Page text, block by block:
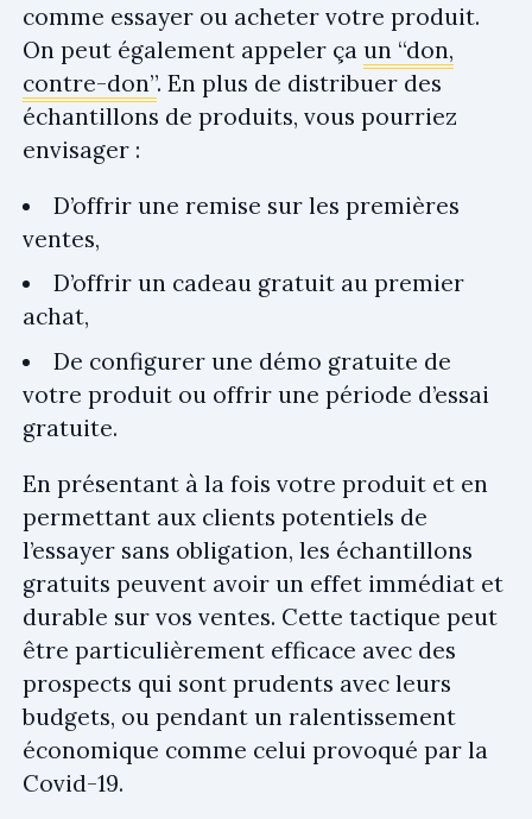
comme essayer ou acheter votre produit.
On peut également appeler ça un “don,
contre-don”. En plus de distribuer des
échantillons de produits, vous pourriez
envisager :
D’offrir une remise sur les premières
ventes,
D’offrir un cadeau gratuit au premier
achat,
De configurer une démo gratuite de
votre produit ou offrir une période d’essai
gratuite.
En présentant à la fois votre produit et en
permettant aux clients potentiels de
l’essayer sans obligation, les échantillons
gratuits peuvent avoir un effet immédiat et
durable sur vos ventes. Cette tactique peut
être particulièrement efficace avec des
prospects qui sont prudents avec leurs
budgets, ou pendant un ralentissement
économique comme celui provoqué par la
Covid-19.